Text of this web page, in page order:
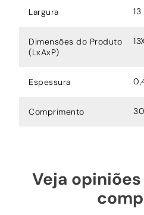
Largura
Dimensões do Produto
(LxAxP)
Espessura
Comprimento
Veja